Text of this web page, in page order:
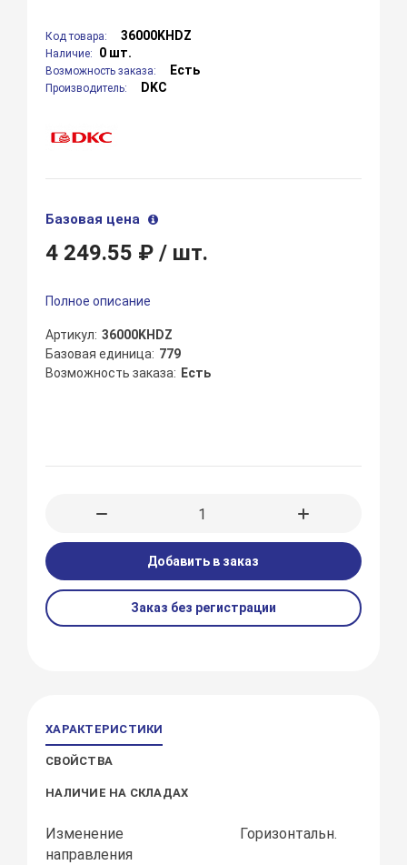
Код товара: 36000KHDZ
Наличие: 0 шт.
Возможность заказа: Есть
Производитель: DKC
Базовая цена
4 249.55 ₽/ шт.
Полное описание
Артикул 36000KHDZ
Базовая единица 779
Возможность заказа
Есть
Добавить в заказ
Заказ без регистрации
ХАРАКТЕРИСТИКИ
СВОЙСТВА
НАЛИЧИЕ НА СКЛАДАХ
Изменение
направления
Горизонтальн.